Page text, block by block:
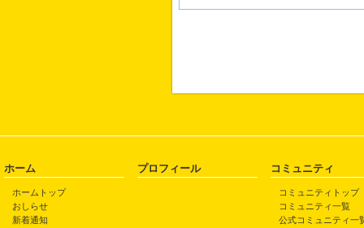
ホーム
ホームトップ
おしらせ
新着通知
プロフィール コミュニティ
コミュニティトップ
コミュニティ一覧
公式コミュニティ一